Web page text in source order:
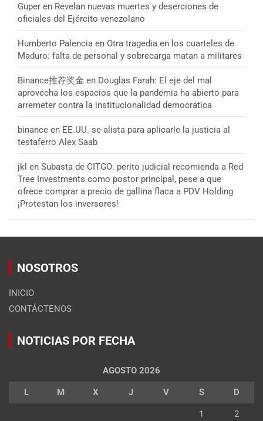
Guper en Revelan nuevas muertes y deserciones de
oficiales del Ejército venezolano
Humberto Palencia en Otra tragedia en los cuarteles de
Maduro: falta de personal y sobrecarga matan a militares
Binance推荐奖金 en Douglas Farah: El eje del mal
aprovecha los espacios que la pandemia ha abierto para
arremeter contra la institucionalidad democrática
binance en EE.UU. se alista para aplicarle la justicia al
testaferro Alex Saab
jkl en Subasta de CITGO: perito judicial recomienda a Red
Tree Investments como postor principal, pese a que
ofrece comprar a precio de gallina flaca a PDV Holding
¡Protestan los inversores!
NOSOTROS
INICIO
CONTÁCTENOS
NOTICIAS POR FECHA
AGOSTO 2026
L M X J V S D
1 2